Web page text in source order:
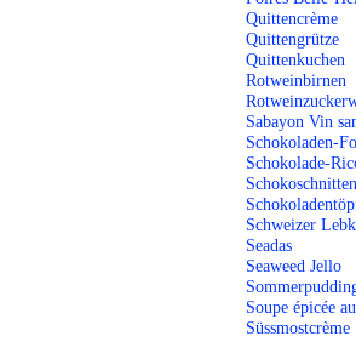
Quittencrème
Quittengrütze
Quittenkuchen
Rotweinbirnen
Sabayon Vin
Schokoladen-
Schokolade-
Schweizer
Seadas
Seaweed Jello
Soupe épicée
Süssmostcrème